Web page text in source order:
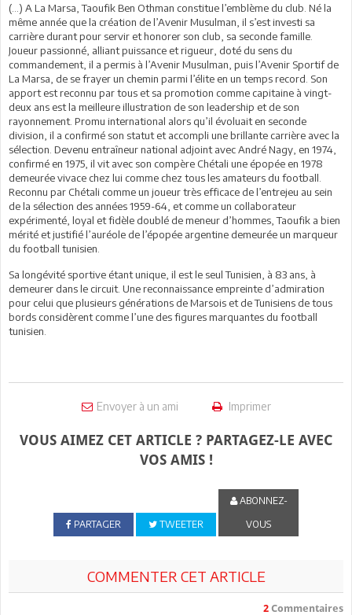
(…) A La Marsa, Taoufik Ben Othman constitue l’emblème du club. Né la
même année que la création de l’Avenir Musulman, il s’est investi sa
carrière durant pour servir et honorer son club, sa seconde famille.
Joueur passionné, alliant puissance et rigueur, doté du sens du
commandement, il a permis à l’Avenir Musulman, puis l’Avenir Sportif de
La Marsa, de se frayer un chemin parmi l’élite en un temps record. Son
apport est reconnu par tous et sa promotion comme capitaine à vingt-
deux ans est la meilleure illustration de son leadership et de son
rayonnement. Promu international alors qu’il évoluait en seconde
division, il a confirmé son statut et accompli une brillante carrière avec la
sélection. Devenu entraîneur national adjoint avec André Nagy, en 1974,
confirmé en 1975, il vit avec son compère Chétali une épopée en 1978
demeurée vivace chez lui comme chez tous les amateurs du football.
Reconnu par Chétali comme un joueur très efficace de l’entrejeu au sein
de la sélection des années 1959-64, et comme un collaborateur
expérimenté, loyal et fidèle doublé de meneur d’hommes, Taoufik a bien
mérité et justifié l’auréole de l’épopée argentine demeurée un marqueur
du football tunisien.
Sa longévité sportive étant unique, il est le seul Tunisien, à 83 ans, à
demeurer dans le circuit. Une reconnaissance empreinte d’admiration
pour celui que plusieurs générations de Marsois et de Tunisiens de tous
bords considèrent comme l’une des figures marquantes du football
tunisien.
Envoyer à un ami Imprimer
VOUS AIMEZ CET ARTICLE ? PARTAGEZ-LE AVEC
VOS AMIS !
PARTAGER TWEETER
ABONNEZ-
VOUS
COMMENTER CET ARTICLE
2 Commentaires